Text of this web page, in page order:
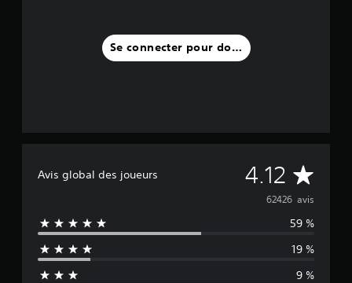
Se connecter pour donner un avis
Avis global des joueurs 4.12 M
o
y
e
62426 avis
59 %
19 %
9 %